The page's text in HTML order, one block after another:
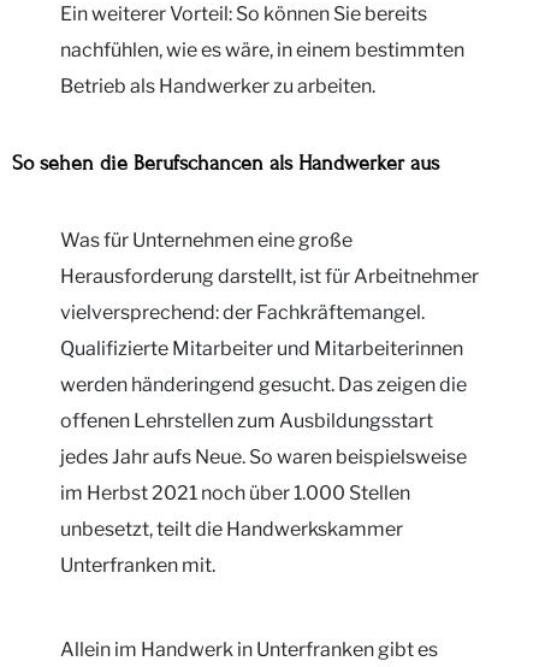
Ein weiterer Vorteil: So können Sie bereits
nachfühlen, wie es wäre, in einem bestimmten
Betrieb als Handwerker zu arbeiten.
So sehen die Berufschancen als Handwerker aus
Was für Unternehmen eine große
Herausforderung darstellt, ist für Arbeitnehmer
vielversprechend: der Fachkräftemangel.
Qualifizierte Mitarbeiter und Mitarbeiterinnen
werden händeringend gesucht. Das zeigen die
offenen Lehrstellen zum Ausbildungsstart
jedes Jahr aufs Neue. So waren beispielsweise
im Herbst 2021 noch über 1.000 Stellen
unbesetzt, teilt die Handwerkskammer
Unterfranken mit.
Allein im Handwerk in Unterfranken gibt es